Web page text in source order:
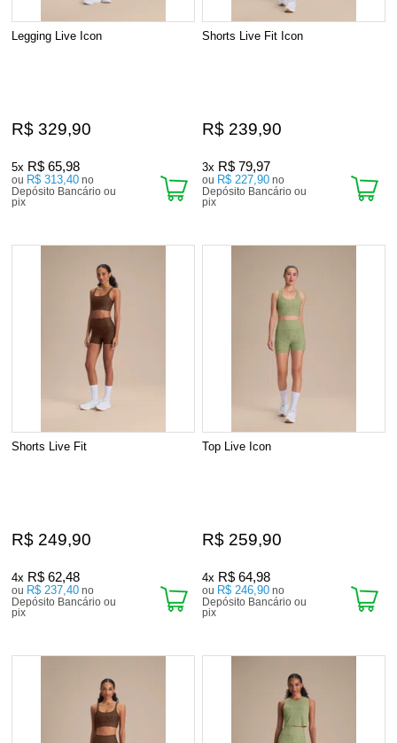
Legging Live Icon
R$ 329,90
5x R$ 65,98
ou R$ 313,40 no
Depósito Bancário ou
pix
Shorts Live Fit Icon
R$ 239,90
3x R$ 79,97
ou R$ 227,90 no
Depósito Bancário ou
pix
Shorts Live Fit
R$ 249,90
4x R$ 62,48
ou R$ 237,40 no
Depósito Bancário ou
pix
Top Live Icon
R$ 259,90
4x R$ 64,98
ou R$ 246,90 no
Depósito Bancário ou
pix